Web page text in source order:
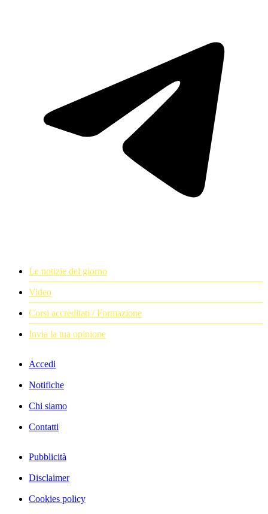
Le notizie del giorno
Video
Corsi accreditati / Formazione
Invia la tua opinione
Accedi
Notifiche
Chi siamo
Contatti
Pubblicità
Disclaimer
Cookies policy